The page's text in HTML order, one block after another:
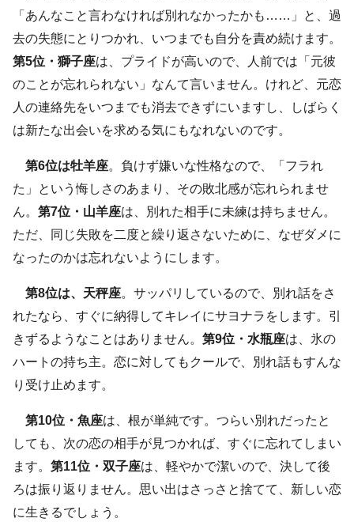
「あんなこと言わなければ別れなかったかも……」と、過
去の失態にとりつかれ、いつまでも自分を責め続けます。
第5位・獅子座は、プライドが高いので、人前では「元彼
のことが忘れられない」なんて言いません。けれど、元恋
人の連絡先をいつまでも消去できずにいますし、しばらく
は新たな出会いを求める気にもなれないのです。
第6位は牡羊座。負けず嫌いな性格なので、「フラれ
た」という悔しさのあまり、その敗北感が忘れられませ
ん。 第7位・山羊座は、別れた相手に未練は持ちません。
ただ、同じ失敗を二度と繰り返さないために、なぜダメに
なったのかは忘れないようにします。
第8位は、天秤座。サッパリしているので、別れ話をさ
れたなら、すぐに納得してキレイにサヨナラをします。引
きずるようなことはありません。 第9位・水瓶座は、氷の
ハートの持ち主。恋に対してもクールで、別れ話もすんな
り受け止めます。
第10位・魚座は、根が単純です。つらい別れだったと
しても、次の恋の相手が見つかれば、すぐに忘れてしまい
ます。 第11位・双子座は、軽やかで潔いので、決して後
ろは振り返りません。思い出はさっさと捨てて、新しい恋
に生きるでしょう。